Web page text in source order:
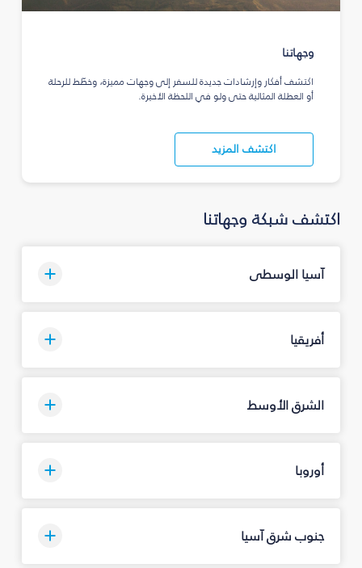
وجهاتنا
اكتشف أفكار وإرشادات جديدة للسفر إلى وجهات مميزة، وخطّط للرحلة
أو العطلة المثالية حتى ولو في اللحظة الأخيرة.
اكتشف المزيد
اكتشف شبكة وجهاتنا
آسيا الوسطى
أفريقيا
الشرق الأوسط
أوروبا
جنوب شرق آسيا